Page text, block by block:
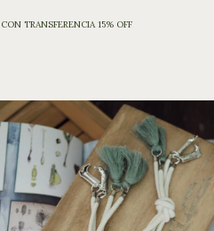
CON TRANSFERENCIA 15% OFF